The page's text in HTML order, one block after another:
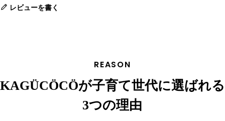
レビューを書く
REASON
KAGÜCÖCÖが子育て世代に選ばれる
3つの理由